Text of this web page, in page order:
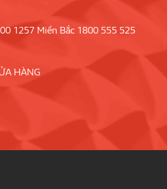
1257 Miền Bắc 1800 555 525
HÀNG